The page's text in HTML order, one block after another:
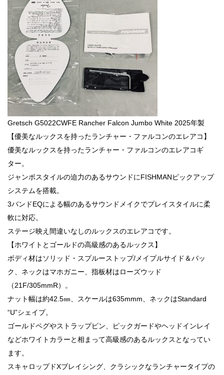
Gretsch G5022CWFE Rancher Falcon Jumbo White 2025年製
【優美なルックスを持ったランチャー・ファルコンのエレアコ】
優美なルックスを持ったランチャー・ファルコンのエレアコギ
ター。
ジャンボスタイルの迫力のあるサウンドにFISHMANピックアップ
システムを搭載。
3バンドEQによる幅のあるサウンドメイクでプレイスタイルに柔
軟に対応。
ステージ映え間違いなしのルックスのエレアコです。
【ホワイトとゴールドの高級感のあるルックス】
ボディ材はソリッド・スプルーストップ/メイプルサイド＆バッ
ク、ネックはマホガニー、指板材はローズウッド
（21F/305mmR）。
ナット幅は約42.5㎜、スケールは635mmm、ネックはStandard
“U”シェイプ。
ゴールドペグやストラップピン、ピックガードやヘッドインレイ
などホワイトカラーと相まって高級感のあるルックスとなってい
ます。
スキャロップドXブレイシング、クラシックなランチャータイプの